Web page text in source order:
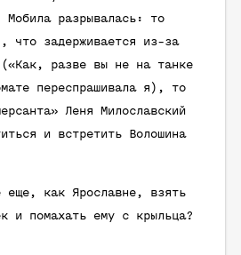
Мобила разрывалась: то
что задерживается из-за
разве вы не на танке
переспрашивала я), то
Леня Милославский
и встретить Волошина
как Ярославне, взять
и помахать ему с крыльца?